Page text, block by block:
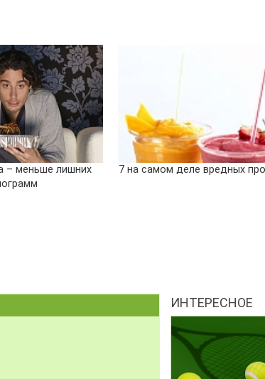
– меньше лишних
7 на самом деле вредных
ИНТЕРЕСНОЕ